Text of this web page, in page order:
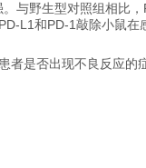
与野生型对照组相比
L1和PD-1敲除小鼠
是否出现不良反应的